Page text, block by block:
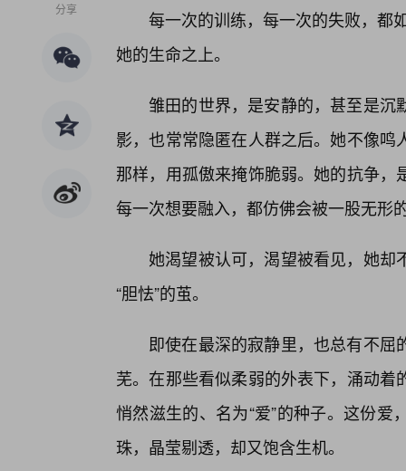
分享
每一次的训练，每一次的失败，都
她的生命之上。
雏田的世界，是安静的，甚至是沉
影，也常常隐匿在人群之后。她不像
那样，用孤傲来掩饰脆弱。她的抗争
每一次想要融入，都仿佛会被一股无形
她渴望被认可，渴望被看见，她
“胆怯”的茧。
即使在最深的寂静里，也总有不
芜。在那些看似柔弱的外表下，涌动
悄然滋生的、名为“爱”的种子。这份
珠，晶莹剔透，却又饱含生机。